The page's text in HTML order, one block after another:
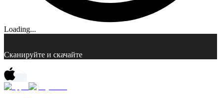
Loading...
Сканируйте и скачайте